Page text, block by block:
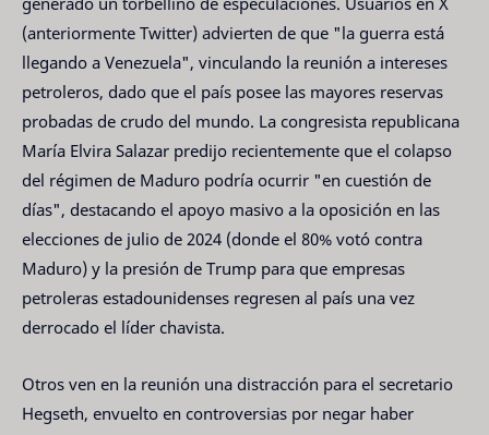
(anteriormente Twitter) advierten de que "la guerra está
llegando a Venezuela", vinculando la reunión a intereses
petroleros, dado que el país posee las mayores reservas
probadas de crudo del mundo. La congresista republicana
María Elvira Salazar predijo recientemente que el colapso
del régimen de Maduro podría ocurrir "en cuestión de
días", destacando el apoyo masivo a la oposición en las
elecciones de julio de 2024 (donde el 80% votó contra
Maduro) y la presión de Trump para que empresas
petroleras estadounidenses regresen al país una vez
derrocado el líder chavista.
Otros ven en la reunión una distracción para el secretario
Hegseth, envuelto en controversias por negar haber